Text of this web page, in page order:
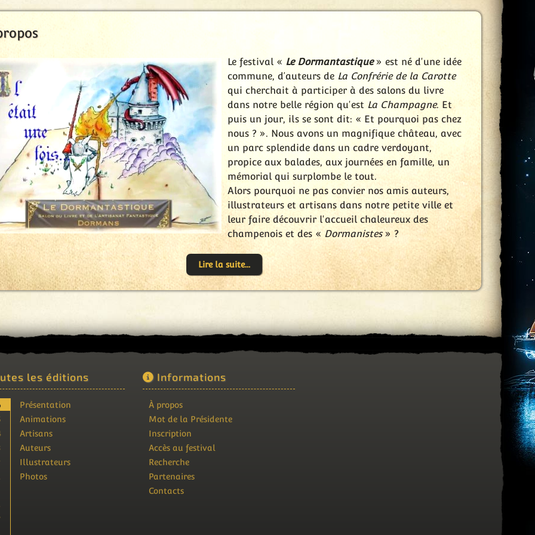
Le festival « Le Dormantastique» est né d'une idée
commune, d’auteurs de La Confrérie de la Carotte
qui cherchait à participer à des salons du livre
dans notre belle région qu'est La Champagne. Et
puis un jour, ils se sont dit: « Et pourquoi pas chez
nous ? ». Nous avons un magnifique château, avec
un parc splendide dans un cadre verdoyant,
propice aux balades, aux journées en famille, un
mémorial qui surplombe le tout.
Alors pourquoi ne pas convier nos amis auteurs,
illustrateurs et artisans dans notre petite ville et
leur faire découvrir l'accueil chaleureux des
champenois et des « Dormanistes» ?
Lire la suite...
les éditions
Présentation
Animations
Artisans
Auteurs
Illustrateurs
Photos
Informations
À propos
Mot de la Présidente
Inscription
Accès au festival
Recherche
Partenaires
Contacts